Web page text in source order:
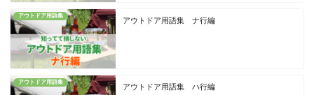
アウトドア用語集
アウトドア用語集 ナ行編
アウトドア用語集
アウトドア用語集 ハ行編